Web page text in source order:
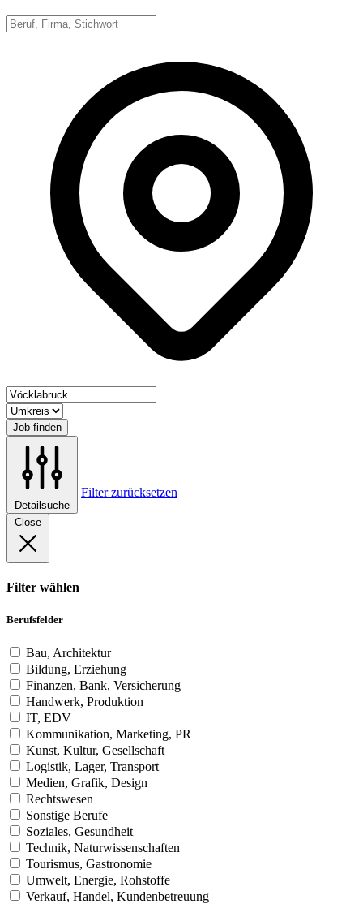
Job finden
Detailsuche
Filter zurücksetzen
Close
Filter wählen
Berufsfelder
Bau, Architektur
Bildung, Erziehung
Finanzen, Bank, Versicherung
Handwerk, Produktion
IT, EDV
Kommunikation, Marketing, PR
Kunst, Kultur, Gesellschaft
Logistik, Lager, Transport
Medien, Grafik, Design
Rechtswesen
Sonstige Berufe
Soziales, Gesundheit
Technik, Naturwissenschaften
Tourismus, Gastronomie
Umwelt, Energie, Rohstoffe
Verkauf, Handel, Kundenbetreuung